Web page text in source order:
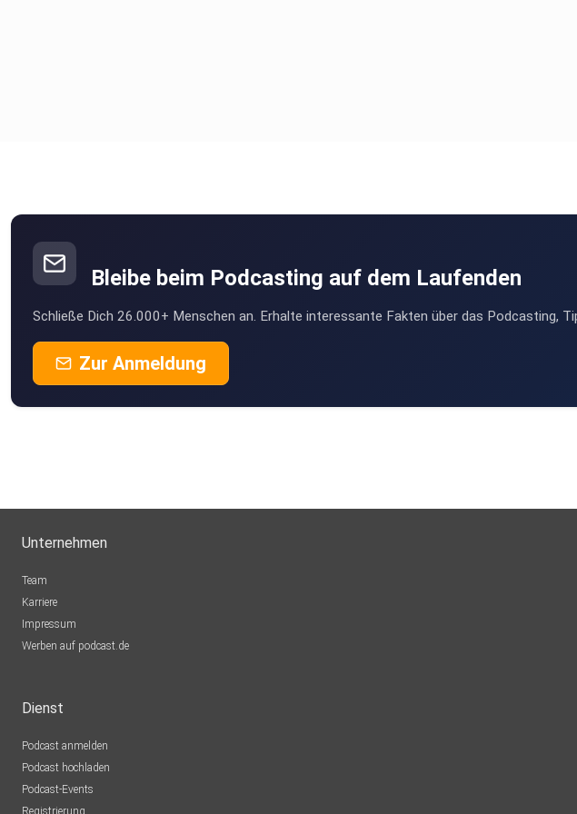
Bleibe beim Podcasting auf dem Laufenden
Schließe Dich 26.000+ Menschen an. Erhalte interessante Fakten über das Podcasting,
Zur Anmeldung
Unternehmen
Team
Karriere
Impressum
Werben auf podcast.de
Dienst
Podcast anmelden
Podcast hochladen
Podcast-Events
Registrierung